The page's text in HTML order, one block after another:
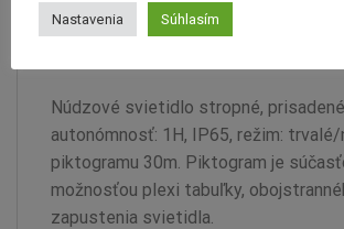
RECENZIE (0)
Núdzové svietidlo stropné,
autonómnosť: 1H, IP65, režim: trvalé/
piktogramu 30m. Piktogram je
možnosťou plexi tabuľky,
zapustenia svietidla.
Nastavenia Súhlasím